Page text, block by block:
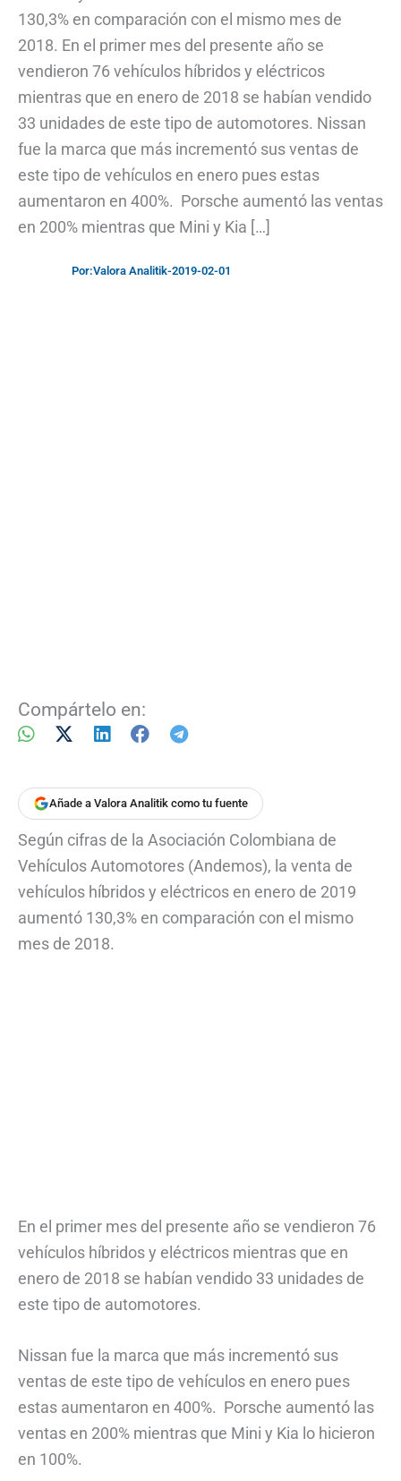
130,3% en comparación con el mismo mes de
2018. En el primer mes del presente año se
vendieron 76 vehículos híbridos y eléctricos
mientras que en enero de 2018 se habían vendido
33 unidades de este tipo de automotores. Nissan
fue la marca que más incrementó sus ventas de
este tipo de vehículos en enero pues estas
aumentaron en 400%. Porsche aumentó las ventas
en 200% mientras que Mini y Kia […]
Por:Valora Analitik-2019-02-01
Compártelo en:
Añade a Valora Analitik como tu fuente
Según cifras de la Asociación Colombiana de
Vehículos Automotores (Andemos), la venta de
vehículos híbridos y eléctricos en enero de 2019
aumentó 130,3% en comparación con el mismo
mes de 2018.
En el primer mes del presente año se vendieron 76
vehículos híbridos y eléctricos mientras que en
enero de 2018 se habían vendido 33 unidades de
este tipo de automotores.
Nissan fue la marca que más incrementó sus
ventas de este tipo de vehículos en enero pues
estas aumentaron en 400%. Porsche aumentó las
ventas en 200% mientras que Mini y Kia lo hicieron
en 100%.